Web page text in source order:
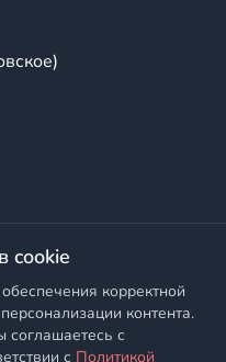
поставки
промышленного и
,Согласие на обработку
cookie
корректной
контента.
соглашаетесь с
с Политикой